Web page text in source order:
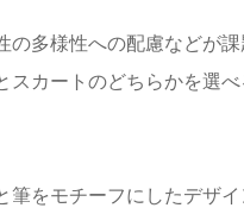
多様性への配慮などが課
カートのどちらかを選
をモチーフにしたデザイ